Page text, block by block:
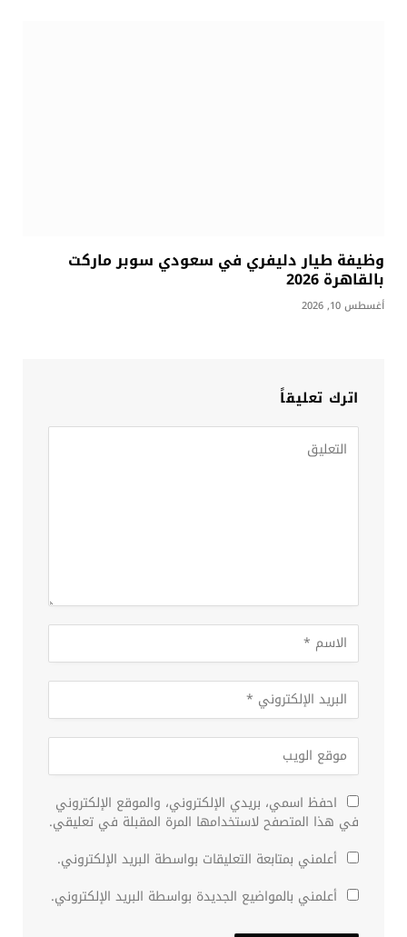
وظيفة طيار دليفري في سعودي سوبر ماركت
بالقاهرة 2026
أغسطس 10, 2026
اترك تعليقاً
احفظ اسمي، بريدي الإلكتروني، والموقع الإلكتروني
في هذا المتصفح لاستخدامها المرة المقبلة في تعليقي.
أعلمني بمتابعة التعليقات بواسطة البريد الإلكتروني.
أعلمني بالمواضيع الجديدة بواسطة البريد الإلكتروني.